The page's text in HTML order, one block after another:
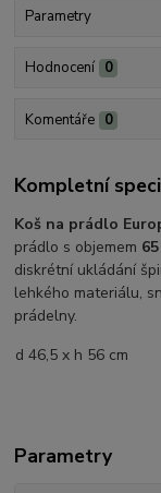
Parametry
Hodnocení 0
Komentáře 0
Kompletní
Koš na prádlo
prádlo s objemem
diskrétní ukládání
lehkého materiálu,
prádelny.
d 46,5 x h 56 cm
Parametry